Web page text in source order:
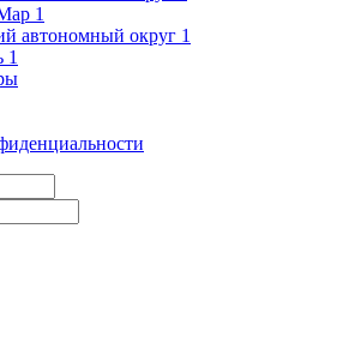
1
автономный округ 1
1